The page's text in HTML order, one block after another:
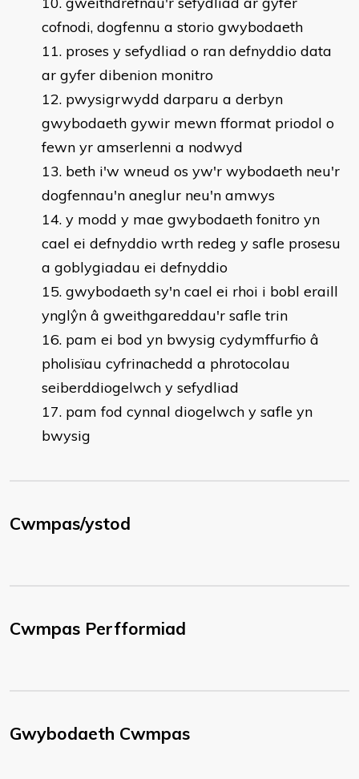
cofnodi, dogfennu a storio gwybodaeth
proses y sefydliad o ran defnyddio data
ar gyfer dibenion monitro
pwysigrwydd darparu a derbyn
gwybodaeth gywir mewn fformat priodol o
fewn yr amserlenni a nodwyd
beth i'w wneud os yw'r wybodaeth neu'r
dogfennau'n aneglur neu'n amwys
y modd y mae gwybodaeth fonitro yn
cael ei defnyddio wrth redeg y safle prosesu
a goblygiadau ei defnyddio
gwybodaeth sy'n cael ei rhoi i bobl eraill
ynglŷn â gweithgareddau'r safle trin
pam ei bod yn bwysig cydymffurfio â
pholisïau cyfrinachedd a phrotocolau
seiberddiogelwch y sefydliad
pam fod cynnal diogelwch y safle yn
bwysig
Cwmpas/ystod
Cwmpas Perfformiad
Gwybodaeth Cwmpas